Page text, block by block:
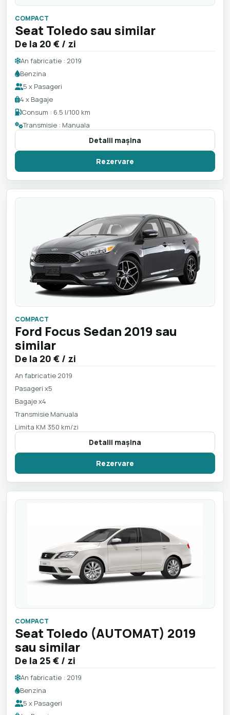
COMPACT
Seat Toledo sau similar
De la 20 € / zi
An fabricatie : 2019
Benzina
5 x Pasageri
4 x Bagaje
Consum : 6.5 l/100 km
Transmisie : Manuala
Detalii maşina
Rezervare
COMPACT
Ford Focus Sedan 2019 sau
similar
De la 20 € / zi
An fabricatie 2019
Pasageri x5
Bagaje x4
Transmisie Manuala
Limita KM 350 km/zi
Detalii maşina
Rezervare
COMPACT
Seat Toledo (AUTOMAT) 2019
sau similar
De la 25 € / zi
An fabricatie : 2019
Benzina
5 x Pasageri